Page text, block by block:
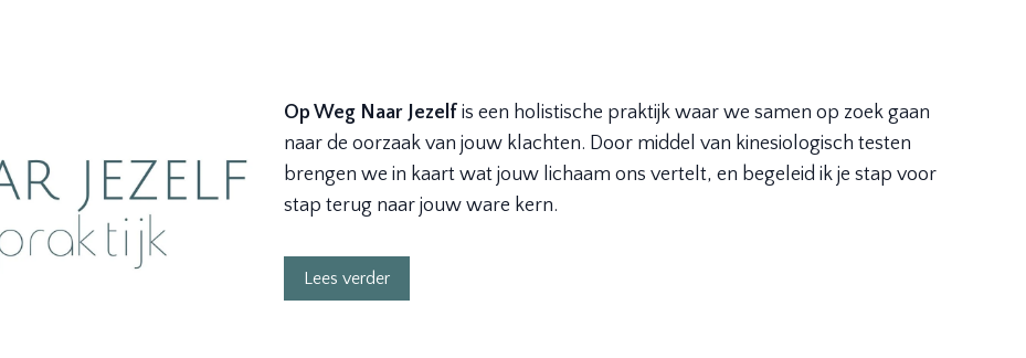
Op Weg Naar Jezelf is een holistische praktijk waar we samen op zoek gaan
naar de oorzaak van jouw klachten. Door middel van kinesiologisch testen
brengen we in kaart wat jouw lichaam ons vertelt, en begeleid ik je stap voor
stap terug naar jouw ware kern.
Lees verder